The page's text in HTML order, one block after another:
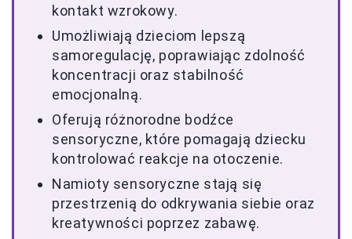
kontakt wzrokowy.
Umożliwiają dzieciom lepszą
samoregulację, poprawiając zdolność
koncentracji oraz stabilność
emocjonalną.
Oferują różnorodne bodźce
sensoryczne, które pomagają dziecku
kontrolować reakcje na otoczenie.
Namioty sensoryczne stają się
przestrzenią do odkrywania siebie oraz
kreatywności poprzez zabawę.